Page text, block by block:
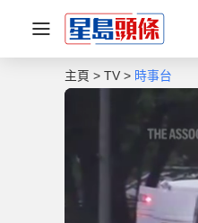
主頁 TV 時事台